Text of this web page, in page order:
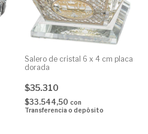
Salero de cristal 6 x 4 cm placa
dorada
$35.310
$33.544,50 con
Transferencia o depósito